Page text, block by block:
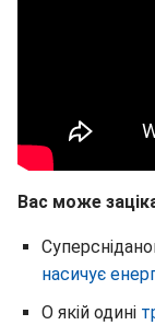
Вас може
насичує
О якій одині